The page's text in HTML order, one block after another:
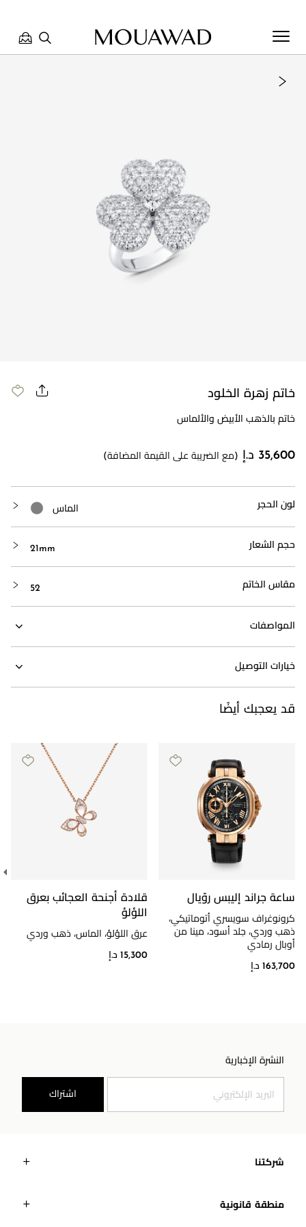
خاتم زهرة الخلود
خاتم بالذهب الأبيض والألماس
35,600 د.إ (مع الضريبة على القيمة المضافة)
لون الحجر الماس
حجم الشعار 21mm
مقاس الخاتم 52
المواصفات
خيارات التوصيل
قد يعجبك أيضًا
ساعة جراند إليبس روّيال
كرونوغراف سويسري أتوماتيكي،
ذهب وردي، جلد أسود، مينا من
أوبال رمادي
163,700 د.إ
قلادة أجنحة العجائب بعرق
اللؤلؤ
عرق اللؤلؤ، الماس، ذهب وردي
15,300 د.إ
النشرة الإخبارية
اشتراك
شركتنا
منطقة قانونية